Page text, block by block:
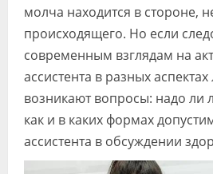
молча находится в стороне,
происходящего. Но если
современным взглядам на
ассистента в разных
возникают вопросы: надо ли
как и в каких формах
ассистента в обсуждении